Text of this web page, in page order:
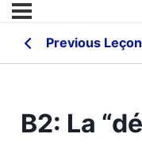
Previous Leçon
B2: La